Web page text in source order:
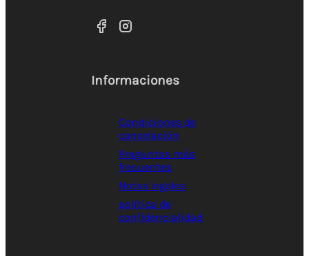
Informaciones
Condiciones de
cancelación
Preguntas más
frecuentes
Notas legales
política de
confidencialidad